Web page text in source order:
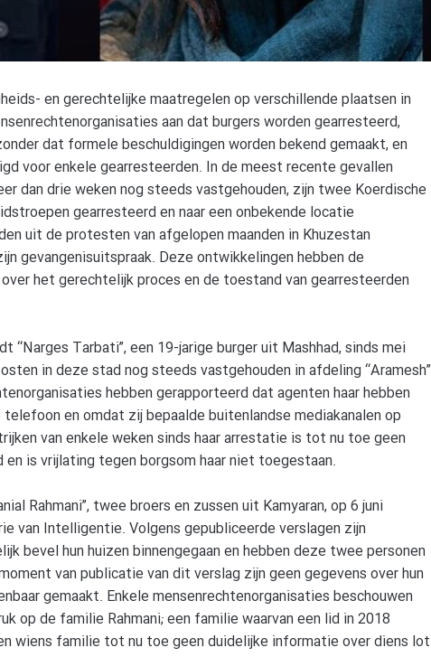
en gerechtelijke maatregelen op verschillende plaatsen in
aan dat burgers worden gearresteerd,
dat formele beschuldigingen worden bekend gemaakt, en
voor enkele gearresteerden. In de meest recente gevallen
dan drie weken nog steeds vastgehouden, zijn twee Koerdische
gearresteerd en naar een onbekende locatie
uit de protesten van afgelopen maanden in Khuzestan
gevangenisuitspraak. Deze ontwikkelingen hebben de
het gerechtelijk proces en de toestand van gearresteerden
“Narges Tarbati”, een 19-jarige burger uit Mashhad, sinds mei
in deze stad nog steeds vastgehouden in afdeling “Aramesh”
hebben gerapporteerd dat agenten haar hebben
en omdat zij bepaalde buitenlandse mediakanalen op
van enkele weken sinds haar arrestatie is tot nu toe geen
is vrijlating tegen borgsom haar niet toegestaan.
Rahmani”, twee broers en zussen uit Kamyaran, op 6 juni
van Intelligentie. Volgens gepubliceerde verslagen zijn
bevel hun huizen binnengegaan en hebben deze twee personen
van publicatie van dit verslag zijn geen gegevens over hun
gemaakt. Enkele mensenrechtenorganisaties beschouwen
op de familie Rahmani; een familie waarvan een lid in 2018
wiens familie tot nu toe geen duidelijke informatie over diens lot